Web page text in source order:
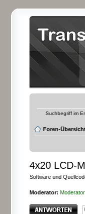
Suchbegriff im
Foren-
4x20 LCD-
Software und
Moderator:
Antwort erstellen